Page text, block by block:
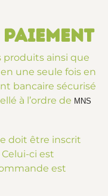
produits ainsi que
une seule fois en
bancaire sécurisé
à l’ordre de MNS
doit être inscrit
ci est
est